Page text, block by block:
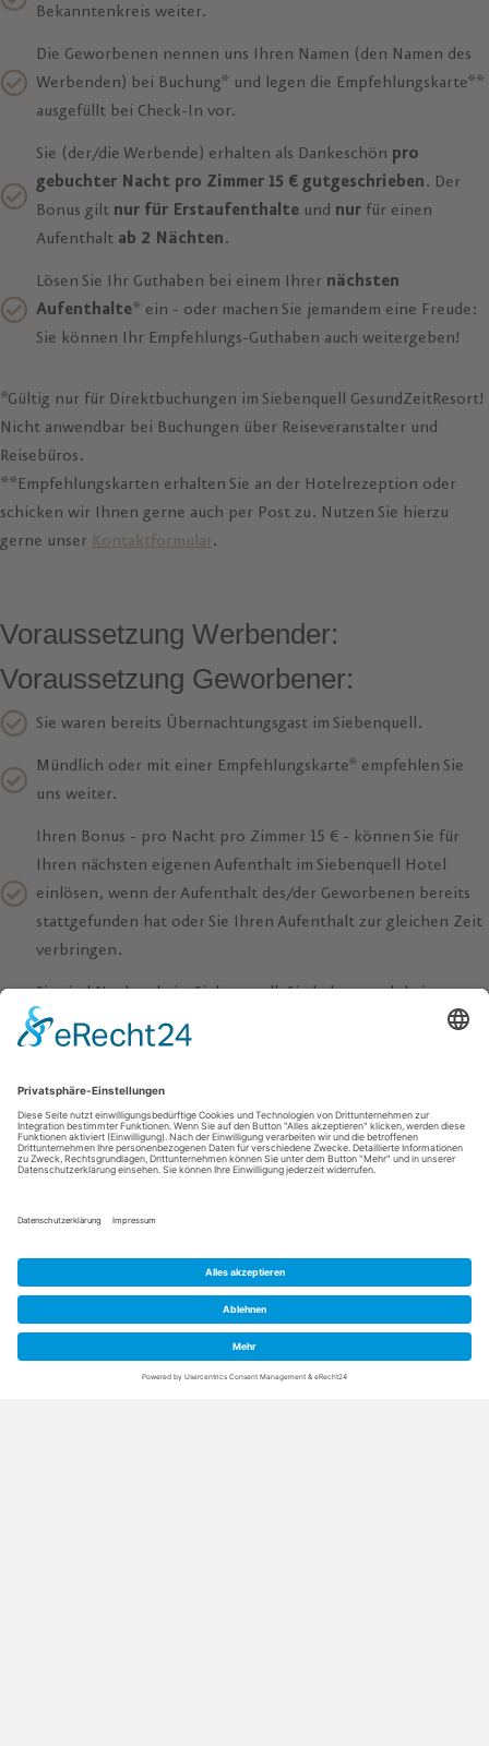
Bekanntenkreis weiter.
Die Geworbenen nennen uns Ihren Namen (den Namen des
Werbenden) bei Buchung* und legen die Empfehlungskarte**
ausgefüllt bei Check-In vor.
Sie (der/die Werbende) erhalten als Dankeschön pro
gebuchter Nacht pro Zimmer 15 € gutgeschrieben. Der
Bonus gilt nur für Erstaufenthalte und nur für einen
Aufenthalt ab 2 Nächten.
Lösen Sie Ihr Guthaben bei einem Ihrer nächsten
Aufenthalte* ein - oder machen Sie jemandem eine Freude:
Sie können Ihr Empfehlungs-Guthaben auch weitergeben!
*Gültig nur für Direktbuchungen im Siebenquell GesundZeitResort!
Nicht anwendbar bei Buchungen über Reiseveranstalter und
Reisebüros.
**Empfehlungskarten erhalten Sie an der Hotelrezeption oder
schicken wir Ihnen gerne auch per Post zu. Nutzen Sie hierzu
gerne unser Kontaktformular.
Voraussetzung Werbender:
Voraussetzung Geworbener:
Sie waren bereits Übernachtungsgast im Siebenquell.
Mündlich oder mit einer Empfehlungskarte* empfehlen Sie
uns weiter.
Ihren Bonus - pro Nacht pro Zimmer 15 € - können Sie für
Ihren nächsten eigenen Aufenthalt im Siebenquell Hotel
einlösen, wenn der Aufenthalt des/der Geworbenen bereits
stattgefunden hat oder Sie Ihren Aufenthalt zur gleichen Zeit
verbringen.
Sie sind Neukunde im Siebenquell. Sie haben noch keine
Nacht im Siebenquell Hotel verbracht.
den Namen des Werbenden und geben bei Check-In Ihre
Empfehlungskarte ausgefüllt an der Hotelrezeption ab.
Auch Sie können neue Gäste werben und sich für Ihre